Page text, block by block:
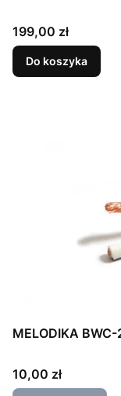
Cena
199,00 zł
Do koszyka
MELODIKA
Cena
10,00 zł